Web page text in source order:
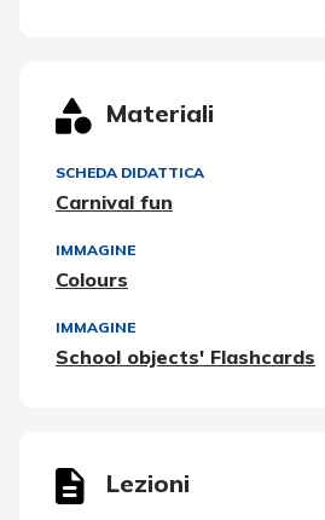
Materiali
SCHEDA DIDATTICA
Carnival fun
IMMAGINE
Colours
IMMAGINE
School objects' Flashcards
Lezioni